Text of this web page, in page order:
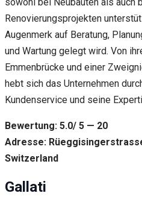
Renovierungsprojekten
Augenmerk auf Beratung,
und Wartung gelegt wird. Von
Emmenbrücke und einer
hebt sich das Unternehmen
Kundenservice und seine
Bewertung: 5.0/ 5 — 20
Adresse:
Switzerland
Gallati